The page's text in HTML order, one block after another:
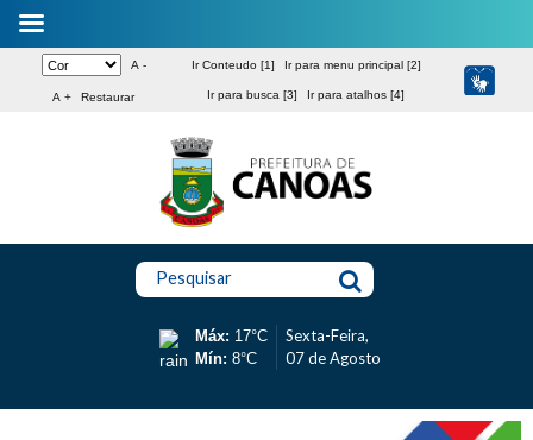
A -
A + Restaurar
Ir Conteudo [1] Ir para menu principal [2]
Ir para busca [3] Ir para atalhos [4]
Pesquisar
Máx: 17°C
Mín: 8°C
Sexta-Feira,
07 de Agosto